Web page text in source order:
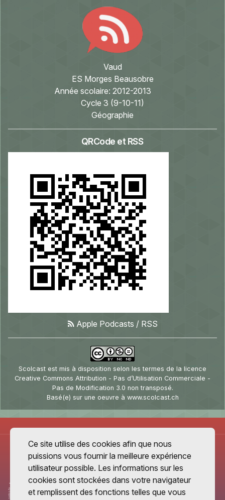
Vaud
ES Morges Beausobre
Année scolaire: 2012-2013
Cycle 3 (9-10-11)
Géographie
QRCode et RSS
Apple Podcasts / RSS
Scolcast est mis à disposition selon les termes de la licence
Creative Commons Attribution - Pas d’Utilisation Commerciale -
Pas de Modification 3.0 non transposé.
Basé(e) sur une oeuvre à www.scolcast.ch
Ce site utilise des cookies afin que nous
puissions vous fournir la meilleure expérience
utilisateur possible. Les informations sur les
cookies sont stockées dans votre navigateur
et remplissent des fonctions telles que vous